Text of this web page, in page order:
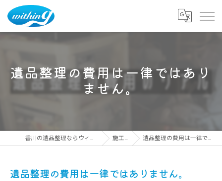
遺品整理の費用は一律ではあり
ません。
香川の遺品整理ならウィズイング株式会社 施工事例 遺品整理の費用は一律ではありません。
遺品整理の費用は一律ではありません。